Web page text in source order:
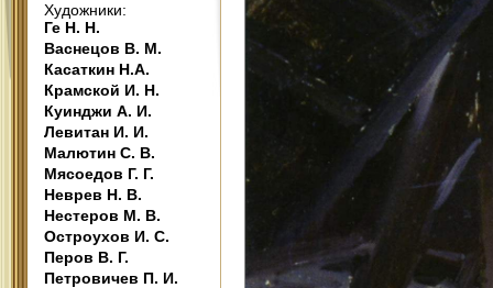
Художники:
Ге Н. Н.
Васнецов В. М.
Касаткин Н.А.
Крамской И. Н.
Куинджи А. И.
Левитан И. И.
Малютин С. В.
Мясоедов Г. Г.
Неврев Н. В.
Нестеров М. В.
Остроухов И. С.
Перов В. Г.
Петровичев П. И.